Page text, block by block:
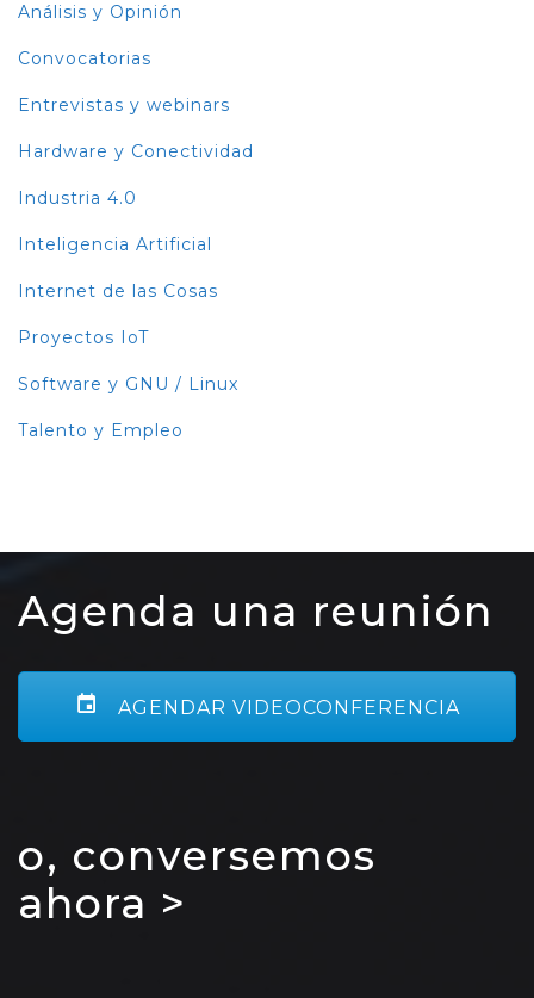
Análisis y Opinión
Convocatorias
Entrevistas y webinars
Hardware y Conectividad
Industria 4.0
Inteligencia Artificial
Internet de las Cosas
Proyectos IoT
Software y GNU / Linux
Talento y Empleo
Agenda una reunión
AGENDAR VIDEOCONFERENCIA
o, conversemos
ahora >